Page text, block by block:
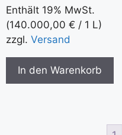
Enthält 19% MwSt.
(140.000,00 € / 1 L)
zzgl. Versand
In den Warenkorb